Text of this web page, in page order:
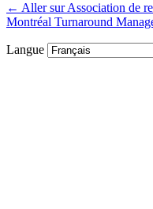
← Aller sur Association de
Montréal Turnaround
Langue